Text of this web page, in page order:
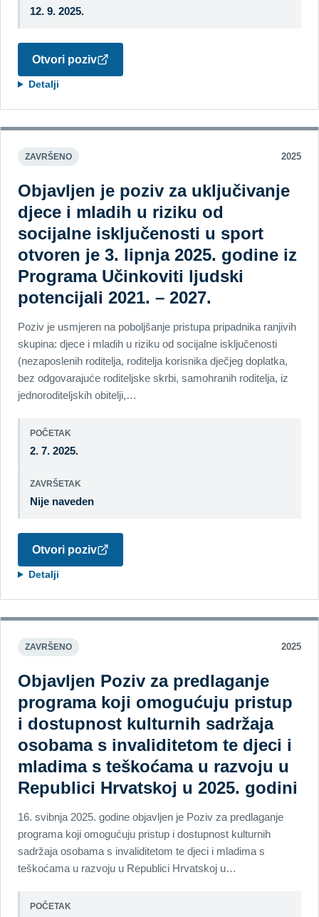
12. 9. 2025.
Otvori poziv
Detalji
ZAVRŠENO 2025
Objavljen je poziv za uključivanje
djece i mladih u riziku od
socijalne isključenosti u sport
otvoren je 3. lipnja 2025. godine iz
Programa Učinkoviti ljudski
potencijali 2021. – 2027.
Poziv je usmjeren na poboljšanje pristupa pripadnika ranjivih
skupina: djece i mladih u riziku od socijalne isključenosti
(nezaposlenih roditelja, roditelja korisnika dječjeg doplatka,
bez odgovarajuće roditeljske skrbi, samohranih roditelja, iz
jednoroditeljskih obitelji,…
POČETAK
2. 7. 2025.
ZAVRŠETAK
Nije naveden
Otvori poziv
Detalji
ZAVRŠENO 2025
Objavljen Poziv za predlaganje
programa koji omogućuju pristup
i dostupnost kulturnih sadržaja
osobama s invaliditetom te djeci i
mladima s teškoćama u razvoju u
Republici Hrvatskoj u 2025. godini
16. svibnja 2025. godine objavljen je Poziv za predlaganje
programa koji omogućuju pristup i dostupnost kulturnih
sadržaja osobama s invaliditetom te djeci i mladima s
teškoćama u razvoju u Republici Hrvatskoj u…
POČETAK